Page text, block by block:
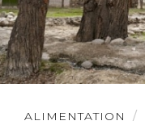
ALIMENTATION
Lire